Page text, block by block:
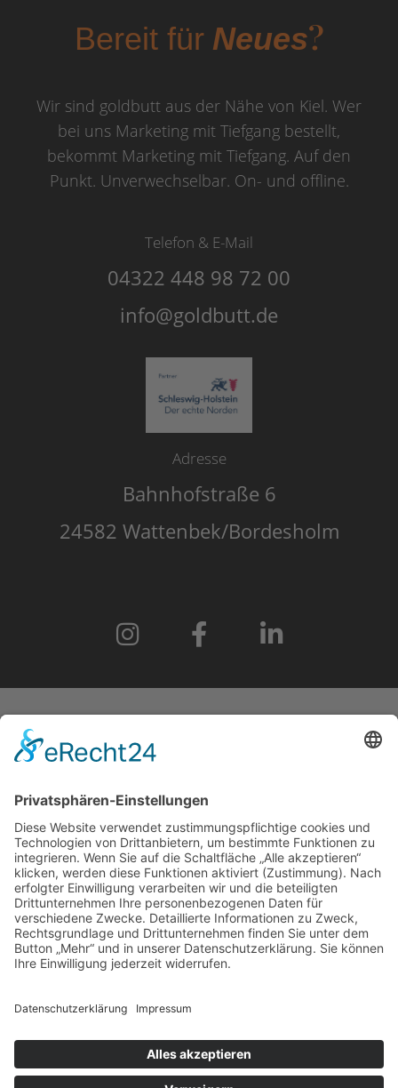
Bereit für Neues?
Wir sind goldbutt aus der Nähe von Kiel. Wer
bei uns Marketing mit Tiefgang bestellt,
bekommt Marketing mit Tiefgang. Auf den
Punkt. Unverwechselbar. On- und offline.
Telefon & E-Mail
04322 448 98 72 00
info@goldbutt.de
Adresse
Bahnhofstraße 6
24582 Wattenbek/Bordesholm
DATENSCHUTZERKLÄRUNG
BARRIEREFREIHEITSERKLÄRUNG
GEWINNSPIELRICHTLINIEN
COOKIE-EINSTELLUNGEN
AGB